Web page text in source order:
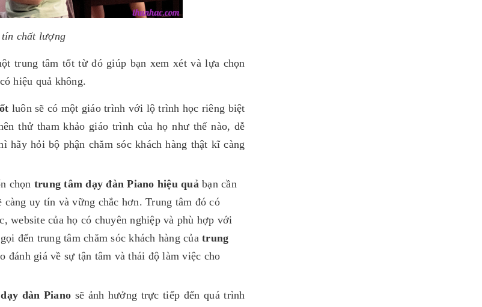
chất lượng
trung tâm tốt từ đó giúp bạn xem xét và lựa chọn
hiệu quả không.
luôn sẽ có một giáo trình với lộ trình học riêng biệt
thử tham khảo giáo trình của họ như thế nào, dễ
hãy hỏi bộ phận chăm sóc khách hàng thật kĩ càng
chọn trung tâm dạy đàn Piano hiệu quả bạn cần
uy tín và vững chắc hơn. Trung tâm đó có
website của họ có chuyên nghiệp và phù hợp với
đến trung tâm chăm sóc khách hàng của trung
đánh giá về sự tận tâm và thái độ làm việc cho
đàn Piano sẽ ảnh hưởng trực tiếp đến quá trình